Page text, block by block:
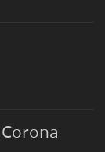
Corona